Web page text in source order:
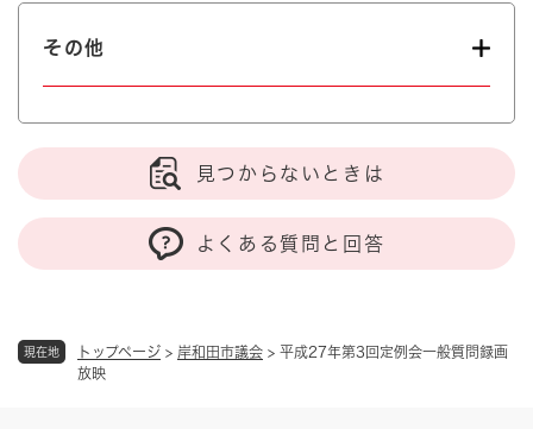
現在地 トップページ > 岸和田市議会 > 平成27年第3回定例会一般質問録画
放映
その他
見つからないときは
よくある質問と回答